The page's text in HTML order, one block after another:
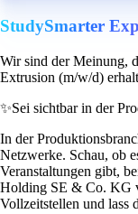
StudySmarter
Wir sind der Meinung,
Extrusion (m/w/d)
✨Sei sichtbar in der
In der
Netzwerke. Schau, ob
Veranstaltungen gibt,
Holding SE & Co. KG
Vollzeitstellen und lass